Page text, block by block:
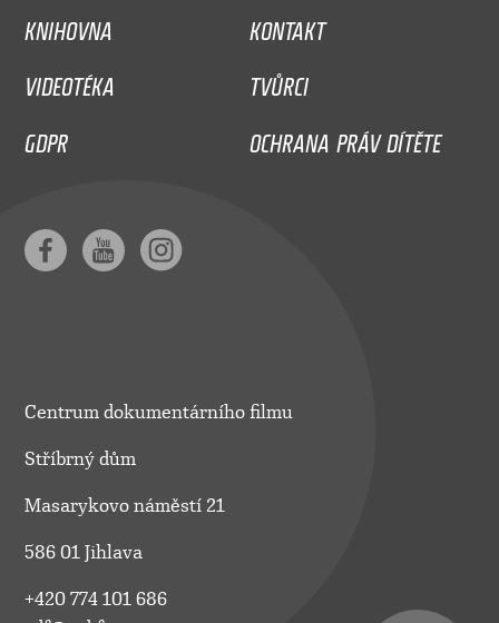
KNIHOVNA
KONTAKT
VIDEOTÉKA
TVŮRCI
GDPR
OCHRANA PRÁV DÍTĚTE
Centrum dokumentárního filmu
Stříbrný dům
Masarykovo náměstí 21
586 01 Jihlava
+420 774 101 686